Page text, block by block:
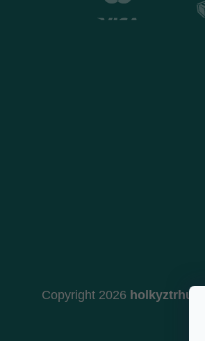
Copyright 2026 holkyztrhu.cz